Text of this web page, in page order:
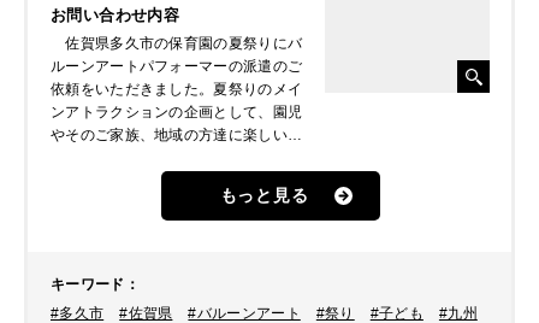
お問い合わせ内容
佐賀県多久市の保育園の夏祭りにバ
ルーンアートパフォーマーの派遣のご
依頼をいただきました。夏祭りのメイ
ンアトラクションの企画として、園児
やそのご家族、地域の方達に楽しい時
もっと見る
キーワード ：
#多久市
#佐賀県 #バルーンアート #祭り #子ども
#九州